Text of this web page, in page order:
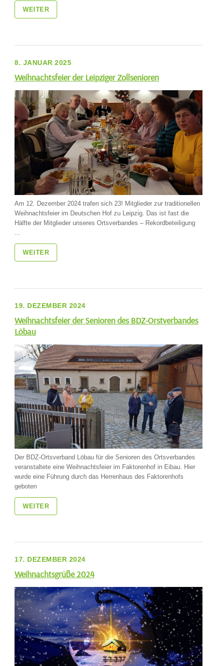
WEITER
8. JANUAR 2025
Weihnachtsfeier der Leipziger Zollsenioren
Am 12. Dezember 2024 trafen sich 23! Mitglieder zur traditionellen
Weihnachtsfeier im Deutschen Hof zu Leipzig. Das ist fast die
Hälfte der Mitglieder unseres Ortsverbandes – Rekordbeteiligung
WEITER
19. DEZEMBER 2024
Weihnachtsfeier der Senioren des BDZ-Orstverbandes
Löbau
Der BDZ-Ortsverband Löbau für die Senioren des Ortsverbandes
veranstaltete eine Weihnachtsfeier im Faktorenhof in Eibau. Hier
wurde eine Führung durch das Herrenhaus des Faktorenhofs
geboten
WEITER
17. DEZEMBER 2024
Weihnachtsgrüße 2024